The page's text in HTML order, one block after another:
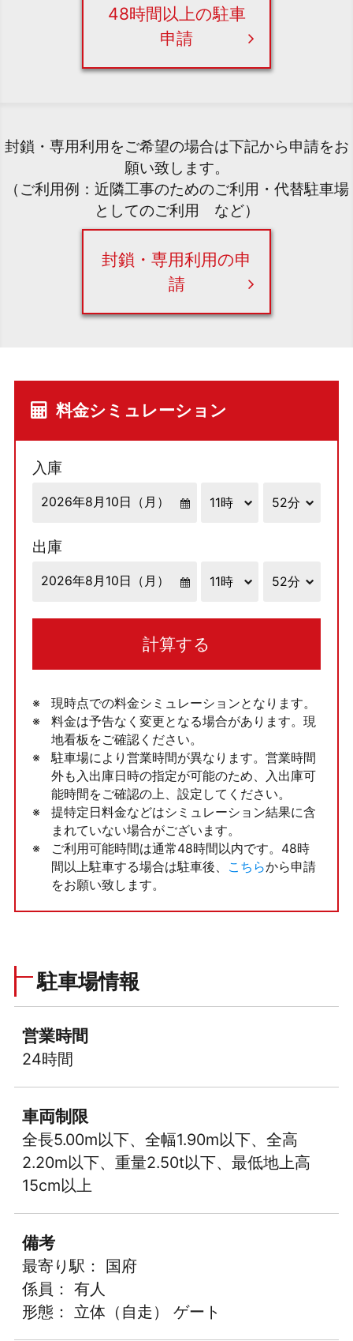
48時間以上の駐車
申請
封鎖・専用利用をご希望の場合は下記から申請をお
願い致します。
（ご利用例：近隣工事のためのご利用・代替駐車場
としてのご利用 など）
封鎖・専用利用の申
請
料金シミュレーション
入庫
出庫
計算する
現時点での料金シミュレーションとなります。
料金は予告なく変更となる場合があります。現
地看板をご確認ください。
駐車場により営業時間が異なります。営業時間
外も入出庫日時の指定が可能のため、入出庫可
能時間をご確認の上、設定してください。
提特定日料金などはシミュレーション結果に含
まれていない場合がございます。
ご利用可能時間は通常48時間以内です。48時
間以上駐車する場合は駐車後、
こちらから申請
をお願い致します。
駐車場情報
営業時間
24時間
車両制限
全長5.00m以下、全幅1.90m以下、全高
2.20m以下、重量2.50t以下、最低地上高
15cm以上
備考
最寄り駅： 国府
係員： 有人
形態： 立体（自走） ゲート